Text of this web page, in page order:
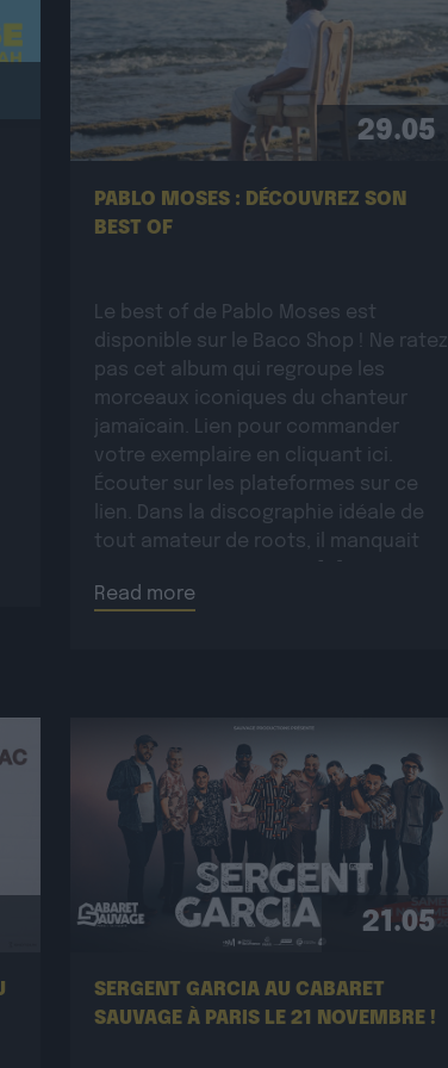
29.05
PABLO MOSES : DÉCOUVREZ SON
BEST OF
Le best of de Pablo Moses est
disponible sur le Baco Shop ! Ne ratez
pas cet album qui regroupe les
morceaux iconiques du chanteur
jamaïcain. Lien pour commander
votre exemplaire en cliquant ici.
Écouter sur les plateformes sur ce
lien. Dans la discographie idéale de
tout amateur de roots, il manquait
Read more
21.05
SERGENT GARCIA AU CABARET
SAUVAGE À PARIS LE 21 NOVEMBRE !